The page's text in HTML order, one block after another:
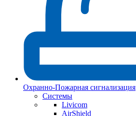
Охранно-Пожарная сигнализация
Системы
Livicom
AirShield